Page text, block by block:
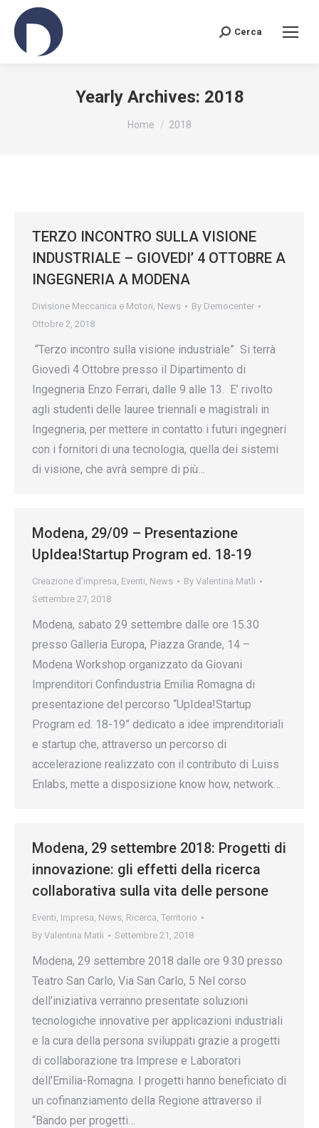
Search:
Cerca
Yearly Archives: 2018
You are here:
Home 2018
TERZO INCONTRO SULLA VISIONE
INDUSTRIALE – GIOVEDI’ 4 OTTOBRE A
INGEGNERIA A MODENA
Divisione Meccanica e Motori, News By Democenter
Ottobre 2, 2018
“Terzo incontro sulla visione industriale” Si terrà
Giovedì 4 Ottobre presso il Dipartimento di
Ingegneria Enzo Ferrari, dalle 9 alle 13. E’ rivolto
agli studenti delle lauree triennali e magistrali in
Ingegneria, per mettere in contatto i futuri ingegneri
con i fornitori di una tecnologia, quella dei sistemi
di visione, che avrà sempre di più…
Modena, 29/09 – Presentazione
UpIdea!Startup Program ed. 18-19
Creazione d’impresa, Eventi, News By Valentina Matli
Settembre 27, 2018
Modena, sabato 29 settembre dalle ore 15.30
presso Galleria Europa, Piazza Grande, 14 –
Modena Workshop organizzato da Giovani
Imprenditori Confindustria Emilia Romagna di
presentazione del percorso “UpIdea!Startup
Program ed. 18-19” dedicato a idee imprenditoriali
e startup che, attraverso un percorso di
accelerazione realizzato con il contributo di Luiss
Enlabs, mette a disposizione know how, network…
Modena, 29 settembre 2018: Progetti di
innovazione: gli effetti della ricerca
collaborativa sulla vita delle persone
Eventi, Impresa, News, Ricerca, Territorio
By Valentina Matli Settembre 21, 2018
Modena, 29 settembre 2018 dalle ore 9.30 presso
Teatro San Carlo, Via San Carlo, 5 Nel corso
dell’iniziativa verranno presentate soluzioni
tecnologiche innovative per applicazioni industriali
e la cura della persona sviluppati grazie a progetti
di collaborazione tra Imprese e Laboratori
dell’Emilia-Romagna. I progetti hanno beneficiato di
un cofinanziamento della Regione attraverso il
“Bando per progetti…